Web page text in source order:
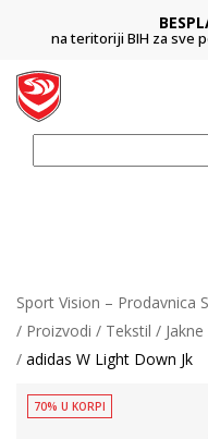
na teritoriji BIH za sve
Sport Vision – Prodavnica
Proizvodi
Tekstil
adidas W Light Down Jk
70% U KORPI